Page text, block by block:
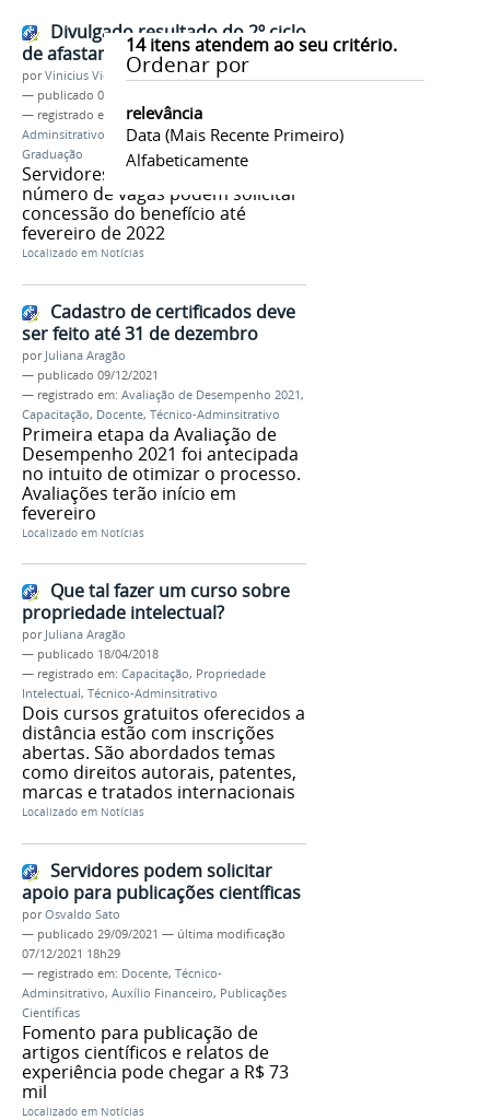
14itens atendem ao seu critério.
Ordenar por
relevância
Data (mais Recente Primeiro)
Alfabeticamente
Divulgado resultado do 2º ciclo
de afastamento para capacitação
porVinicius Vieira
— publicado 07/10/2021
— registrado em:
Afastamento,Técnico-
Adminsitrativo
Capacitação, Stricto Sensu,Pós-
Graduação
Servidores aprovados dentro do
número de vagas podem solicitar
concessão do benefício até
fevereiro de 2022
Localizado em Notícias
Cadastro de certificados deve
ser feito até 31 de dezembro
por Juliana Aragão
— publicado 09/12/2021
— registrado em: Avaliação de Desempenho 2021,
Capacitação, Docente, Técnico-Adminsitrativo
Primeira etapa da Avaliação de
Desempenho 2021 foi antecipada
no intuito de otimizar o processo.
Avaliações terão início em
fevereiro
Localizado em Notícias
Que tal fazer um curso sobre
propriedade intelectual?
por Juliana Aragão
— publicado 18/04/2018
— registrado em: Capacitação, Propriedade
Intelectual, Técnico-Adminsitrativo
Dois cursos gratuitos oferecidos a
distância estão com inscrições
abertas. São abordados temas
como direitos autorais, patentes,
marcas e tratados internacionais
Localizado em Notícias
Servidores podem solicitar
apoio para publicações científicas
porOsvaldo Sato
— publicado 29/09/2021 — última modificação
07/12/2021 18h29
— registrado em: Docente, Técnico-
Adminsitrativo, Auxílio Financeiro, Publicações
Científicas
Fomento para publicação de
artigos científicos e relatos de
experiência pode chegar a R$ 73
mil
Localizado em Notícias